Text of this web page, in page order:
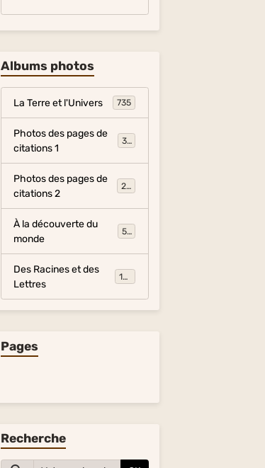
Albums photos
La Terre et l'Univers 735
Photos des pages de
citations 1
317
Photos des pages de
citations 2
281
À la découverte du
monde
54
Des Racines et des
Lettres
134
Pages
Recherche